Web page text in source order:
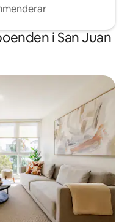
i San Juan